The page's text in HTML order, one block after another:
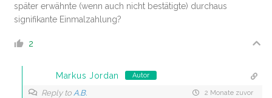
später erwähnte (wenn auch nicht bestätigte) durchaus
signifikante Einmalzahlung?
2
Markus Jordan Autor
Reply to A.B. 2 Monate zuvor